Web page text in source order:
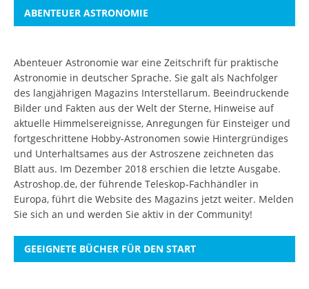
ABENTEUER ASTRONOMIE
Abenteuer Astronomie war eine Zeitschrift für praktische
Astronomie in deutscher Sprache. Sie galt als Nachfolger
des langjährigen Magazins Interstellarum. Beeindruckende
Bilder und Fakten aus der Welt der Sterne, Hinweise auf
aktuelle Himmelsereignisse, Anregungen für Einsteiger und
fortgeschrittene Hobby-Astronomen sowie Hintergründiges
und Unterhaltsames aus der Astroszene zeichneten das
Blatt aus. Im Dezember 2018 erschien die letzte Ausgabe.
Astroshop.de, der führende Teleskop-Fachhändler in
Europa, führt die Website des Magazins jetzt weiter. Melden
Sie sich an und werden Sie aktiv in der Community!
GEEIGNETE BÜCHER FÜR DEN START